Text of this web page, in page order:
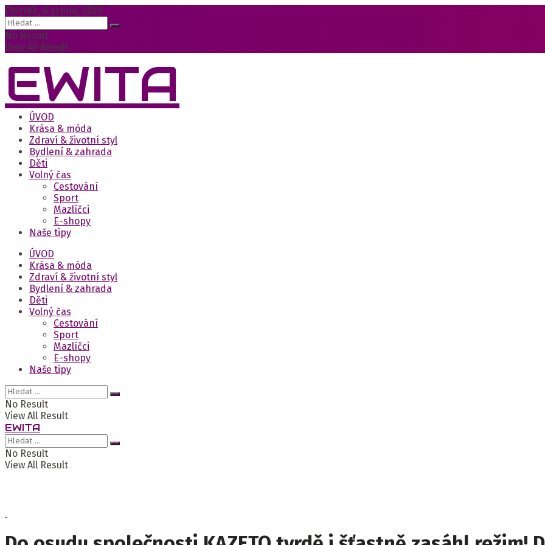
Čtvrtek, 6 srpna, 2026
No Result
View All Result
EWITA
ÚVOD
Krása & móda
Zdraví & životní styl
Bydlení & zahrada
Děti
Volný čas
Cestování
Sport
Mazlíčci
E-shopy
Naše tipy
ÚVOD
Krása & móda
Zdraví & životní styl
Bydlení & zahrada
Děti
Volný čas
Cestování
Sport
Mazlíčci
E-shopy
Naše tipy
No Result
View All Result
EWITA
No Result
View All Result